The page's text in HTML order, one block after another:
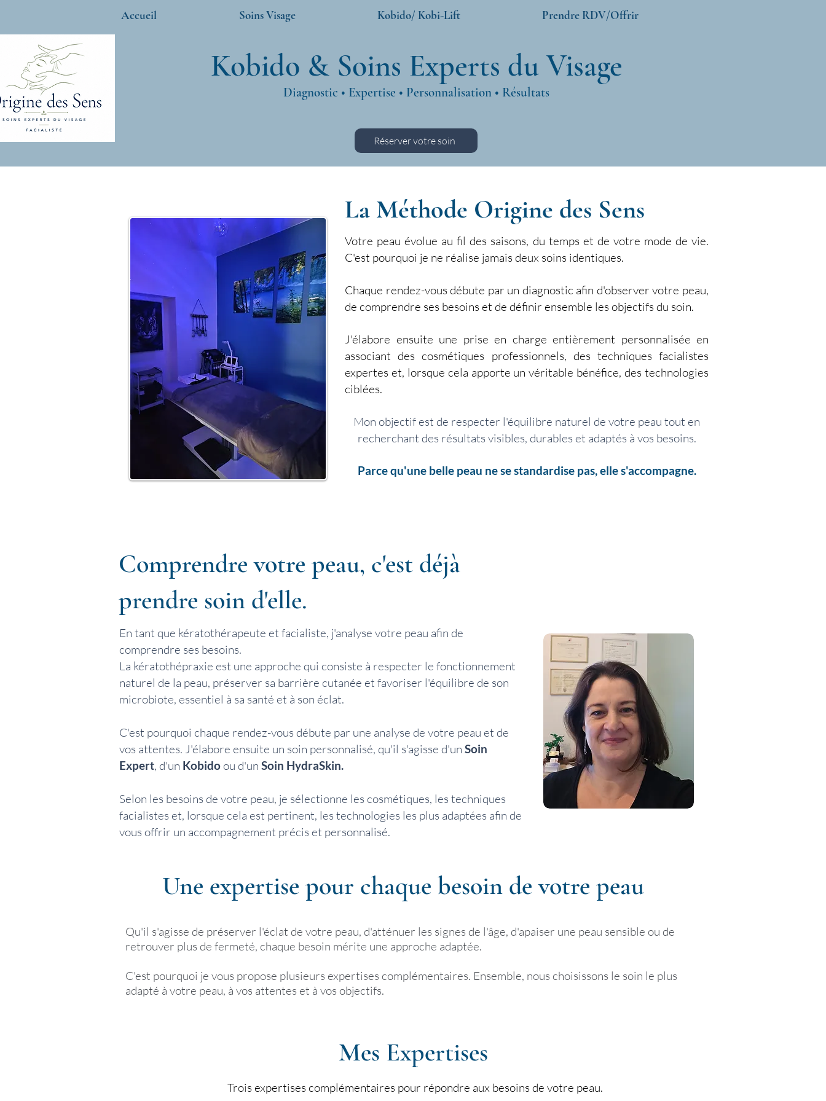
Accueil Soins Visage Kobido/ Kobi-Lift Prendre RDV/Offrir
Kobido & Soins Experts du Visage
Diagnostic • Expertise • Personnalisation • Résultats
Réserver votre soin
La Méthode Origine des Sens
Votre peau évolue au fil des saisons, du temps et de votre mode de vie.
C'est pourquoi je ne réalise jamais deux soins identiques.
Chaque rendez-vous débute par un diagnostic afin d'observer votre peau,
de comprendre ses besoins et de définir ensemble les objectifs du soin.
J'élabore ensuite une prise en charge entièrement personnalisée en
associant des cosmétiques professionnels, des techniques facialistes
expertes et, lorsque cela apporte un véritable bénéfice, des technologies
ciblées.
Mon objectif est de respecter l'équilibre naturel de votre peau tout en
recherchant des résultats visibles, durables et adaptés à vos besoins.
Parce qu'une belle peau ne se standardise pas, elle s'accompagne.
Comprendre votre peau, c'est déjà
prendre soin d'elle.
En tant que kératothérapeute et facialiste, j'analyse votre peau afin de
comprendre ses besoins.
La kératothépraxie est une approche qui consiste à respecter le fonctionnement
naturel de la peau, préserver sa barrière cutanée et favoriser l'équilibre de son
microbiote, essentiel à sa santé et à son éclat.
C'est pourquoi chaque rendez-vous débute par une analyse de votre peau et de
vos attentes. J'élabore ensuite un soin personnalisé, qu'il s'agisse d'un Soin
Expert, d'un Kobidoou d'un Soin HydraSkin.
Selon les besoins de votre peau, je sélectionne les cosmétiques, les techniques
facialistes et, lorsque cela est pertinent, les technologies les plus adaptées afin de
vous offrir un accompagnement précis et personnalisé.
Une expertise pour chaque besoin de votre peau
Qu'il s'agisse de préserver l'éclat de votre peau, d'atténuer les signes de l'âge, d'apaiser une peau sensible ou de
retrouver plus de fermeté, chaque besoin mérite une approche adaptée.
C'est pourquoi je vous propose plusieurs expertises complémentaires. Ensemble, nous choisissons le soin le plus
adapté à votre peau, à vos attentes et à vos objectifs.
Mes Expertises
Trois expertises complémentaires pour répondre aux besoins de votre peau.